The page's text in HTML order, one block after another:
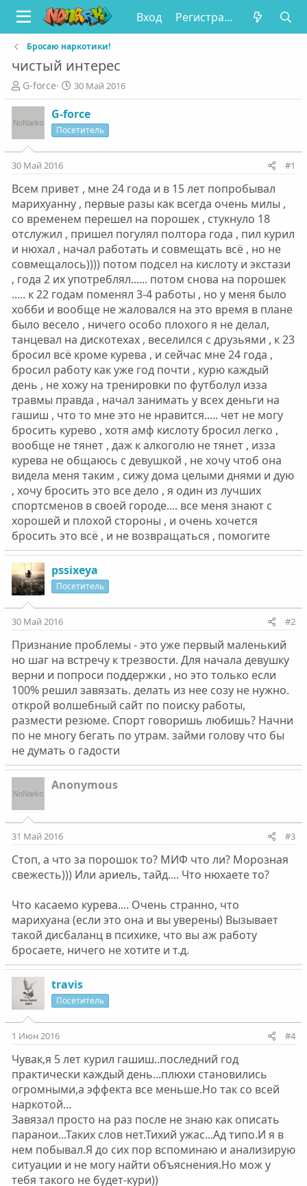
Вход Регистрация
Бросаю наркотики!
чистый интерес
А
в
т
о
р
т
е
ы
G-force
Д
а
т
а
н
а
л
а
30 Май 2016
G-force
Посетитель
30 Май 2016 #1
Всем привет , мне 24 года и в 15 лет попробывал
марихуанну , первые разы как всегда очень милы ,
со временем перешел на порошек , стукнуло 18
отслужил , пришел погулял полтора года , пил курил
и нюхал , начал работать и совмещать всё , но не
совмещалось)))) потом подсел на кислоту и экстази
, года 2 их употреблял...... потом снова на порошек
..... к 22 годам поменял 3-4 работы , но у меня было
хобби и вообще не жаловался на это время в плане
было весело , ничего особо плохого я не делал,
танцевал на дискотехах , веселился с друзьями , к 23
бросил всё кроме курева , и сейчас мне 24 года ,
бросил работу как уже год почти , курю каждый
день , не хожу на тренировки по футболул изза
травмы правда , начал занимать у всех деньги на
гашиш , что то мне это не нравится..... чет не могу
бросить курево , хотя амф кислоту бросил легко ,
вообще не тянет , даж к алкоголю не тянет , изза
курева не общаюсь с девушкой , не хочу чтоб она
видела меня таким , сижу дома целыми днями и дую
, хочу бросить это все дело , я один из лучших
спортсменов в своей городе.... все меня знают с
хорошей и плохой стороны , и очень хочется
бросить это всё , и не возвращаться , помогите
pssixeya
Посетитель
30 Май 2016 #2
Признание проблемы - это уже первый маленький
но шаг на встречу к трезвости. Для начала девушку
верни и попроси поддержки , но это только если
100% решил завязать. делать из нее созу не нужно.
открой волшебный сайт по поиску работы,
размести резюме. Спорт говоришь любишь? Начни
по не многу бегать по утрам. займи голову что бы
не думать о гадости
Anonymous
31 Май 2016 #3
Стоп, а что за порошок то? МИФ что ли? Морозная
свежесть))) Или ариель, тайд.... Что нюхаете то?
Что касаемо курева.... Очень странно, что
марихуана (если это она и вы уверены) Вызывает
такой дисбаланц в психике, что вы аж работу
бросаете, ничего не хотите и т.д.
travis
Посетитель
1 Июн 2016 #4
Чувак,я 5 лет курил гашиш..последний год
практически каждый день...плюхи становились
огромными,а эффекта все меньше.Но так со всей
наркотой...
Завязал просто на раз после не знаю как описать
паранои...Таких слов нет.Тихий ужас...Ад типо.И я в
нем побывал.Я до сих пор вспоминаю и анализирую
ситуации и не могу найти объяснения.Но мож у
тебя такого не будет-кури))